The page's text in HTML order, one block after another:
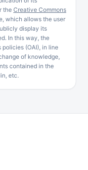
the Creative Commons
which allows the user
display its
In this way, the
(OAI), in line
of knowledge,
contained in the
etc.